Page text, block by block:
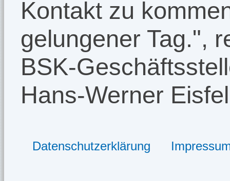
Kontakt zu
gelungener Tag.",
BSK-
Hans-Werner
Datenschutzerklärung